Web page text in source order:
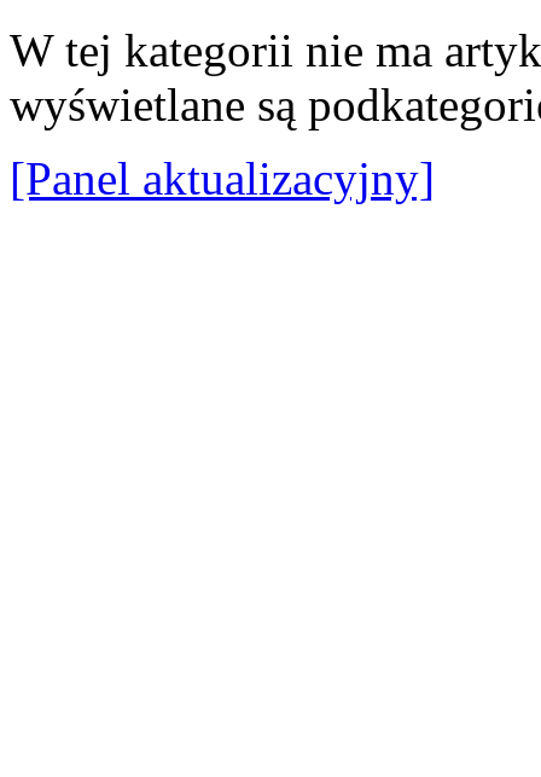
W tej kategorii nie ma
wyświetlane są
[Panel aktualizacyjny]